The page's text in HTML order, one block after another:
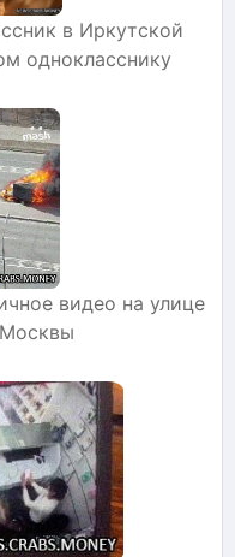
в Иркутской
однокласснику
видео на улице